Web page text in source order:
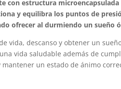
con estructura microencapsulada
y equilibra los puntos de
ofrecer al durmiendo un sueño
vida, descanso y obtener un
vida saludable además de
mantener un estado de ánimo